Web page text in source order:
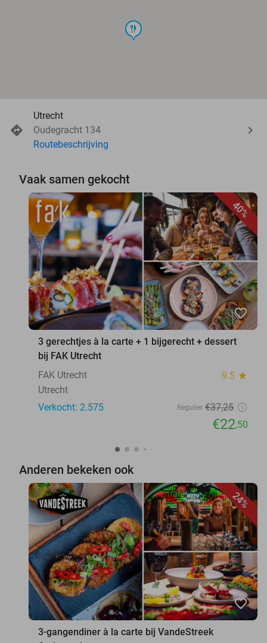
food
Utrecht
Oudegracht 134
Routebeschrijving
Vaak samen gekocht
40%
favorite_border
3 gerechtjes à la carte + 1 bijgerecht + dessert
bij FAK Utrecht
FAK Utrecht
9.5 star
Utrecht
Verkocht: 2.575
Regulier €37,25
€22,50
Anderen bekeken ook
24%
favorite_border
3-gangendiner à la carte bij VandeStreek